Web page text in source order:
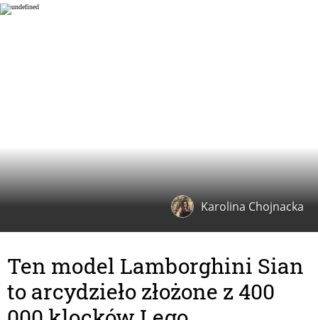
Karolina Chojnacka
Ten model Lamborghini Sian
to arcydzieło złożone z 400